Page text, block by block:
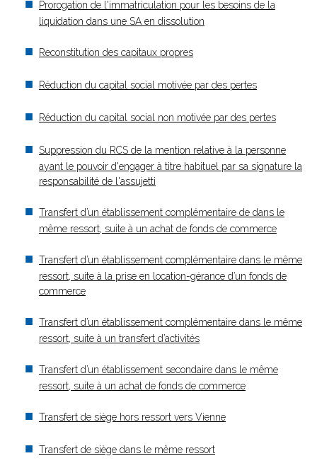
Prorogation de l'immatriculation pour les besoins de la
liquidation dans une SA en dissolution
Reconstitution des capitaux propres
Réduction du capital social motivée par des pertes
Réduction du capital social non motivée par des pertes
Suppression du RCS de la mention relative à la personne
ayant le pouvoir d'engager à titre habituel par sa signature la
responsabilité de l'assujetti
Transfert d’un établissement complémentaire de dans le
même ressort, suite à un achat de fonds de commerce
Transfert d’un établissement complémentaire dans le même
ressort, suite à la prise en location-gérance d’un fonds de
commerce
Transfert d’un établissement complémentaire dans le même
ressort, suite à un transfert d’activités
Transfert d’un établissement secondaire dans le même
ressort, suite à un achat de fonds de commerce
Transfert de siège hors ressort vers Vienne
Transfert de siège dans le même ressort